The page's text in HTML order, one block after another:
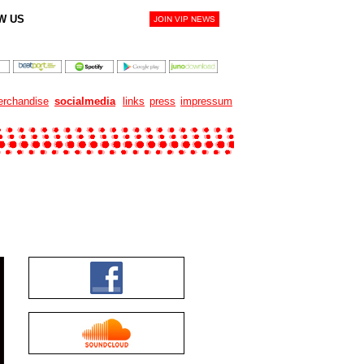
US
socialmedia links press impressum